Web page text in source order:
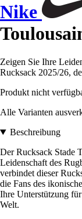
Nike
Zeigen Sie Ihre
Rucksack 2025/26,
Produkt nicht
Alle Varianten
Beschreibung
Der Rucksack Stade
Leidenschaft des
verbindet dieser
die Fans des
Ihre Unterstützung
Welt.